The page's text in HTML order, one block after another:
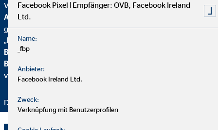
VonFocus Moneywurden wir fürTop
Altersvorsorgeberatung und als fairster Finanzvertrieb
geehrt. Zusätzlich erhielten wir vomHandelsblattdas
„FairCompany“-
Beschäftigung und Employability (IBE
Brancheninitiative Nachhaltigkeit
verantwortungsvolle Beratung ein.
Danke für Ihr Vertrauen – wir bleiben dran!
Facebook Pixel | Empfänger: OVB, Facebook Ireland
Ltd.
Name:
_fbp
Anbieter:
Facebook Ireland Ltd.
Zweck:
Verknüpfung mit Benutzerprofilen